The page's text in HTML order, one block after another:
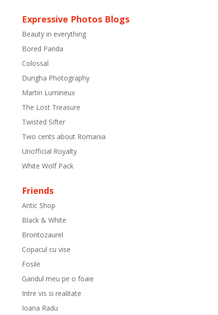
Expressive Photos Blogs
Beauty in everything
Bored Panda
Colossal
Dungha Photography
Martin Lumineux
The Lost Treasure
Twisted Sifter
Two cents about Romania
Unofficial Royalty
White Wolf Pack
Friends
Antic Shop
Black & White
Brontozaurel
Copacul cu vise
Fosile
Gandul meu pe o foaie
Intre vis si realitate
Ioana Radu